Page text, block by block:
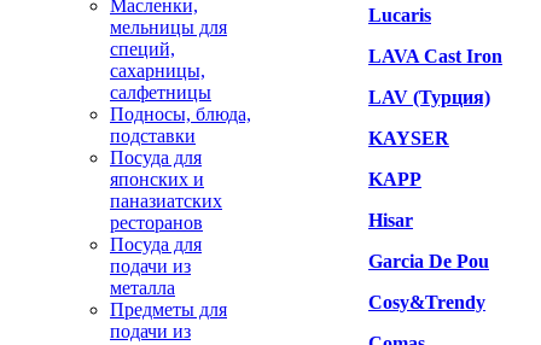
Масленки,
мельницы для
специй,
сахарницы,
салфетницы
Подносы, блюда,
подставки
Посуда для
японских и
паназиатских
ресторанов
Посуда для
подачи из
металла
Предметы для
подачи из
Lucaris
LAVA Cast Iron
LAV (Турция)
KAYSER
KAPP
Hisar
Garcia De Pou
Cosy&Trendy